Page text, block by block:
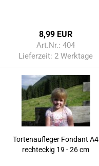
8,99 EUR
Art.Nr.: 404
Lieferzeit:2 Werktage
Tortenaufleger Fondant A4
rechteckig 19 - 26 cm